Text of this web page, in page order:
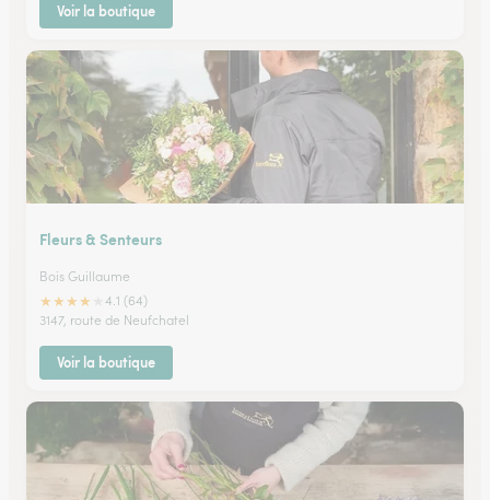
Voir la boutique
Fleurs & Senteurs
Bois Guillaume
★★★★
4.1 (64)
3147, route de Neufchatel
Voir la boutique